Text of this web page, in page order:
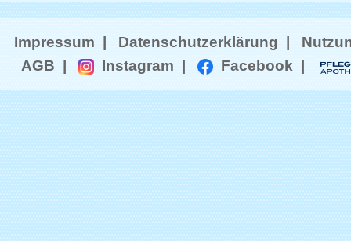
Impressum Datenschutzerklärung
AGB
Instagram Facebook